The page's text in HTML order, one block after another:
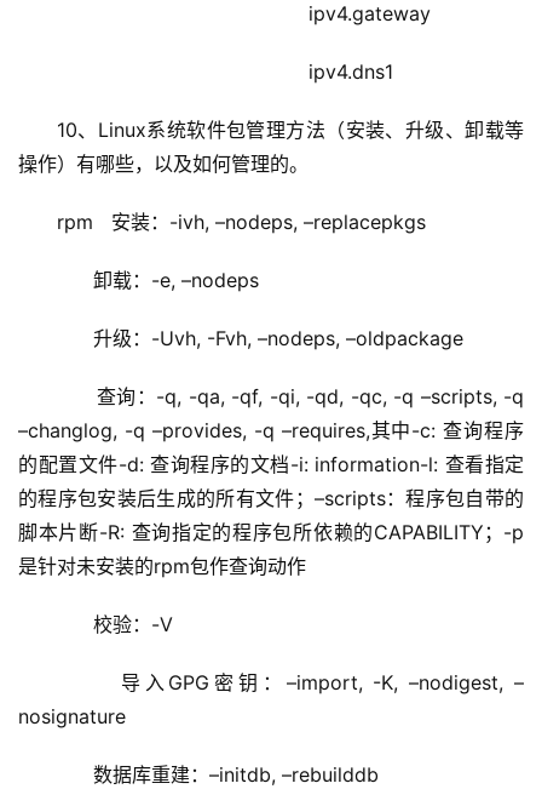
ipv4.gateway
ipv4.dns1
10、Linux系统软件包管理方法（安装、升级、卸载等
操作）有哪些，以及如何管理的。
rpm   安装：-ivh, –nodeps, –replacepkgs
卸载：-e, –nodeps
升级：-Uvh, -Fvh, –nodeps, –oldpackage
查询：-q, -qa, -qf, -qi, -qd, -qc, -q –scripts, -q
–changlog, -q –provides, -q –requires,其中-c: 查询程序
的配置文件-d: 查询程序的文档-i: information-l: 查看指定
的程序包安装后生成的所有文件；–scripts：程序包自带的
脚本片断-R: 查询指定的程序包所依赖的CAPABILITY；-p
是针对未安装的rpm包作查询动作
校验：-V
导入GPG密钥：–import, -K, –nodigest, –
nosignature
数据库重建：–initdb, –rebuilddb